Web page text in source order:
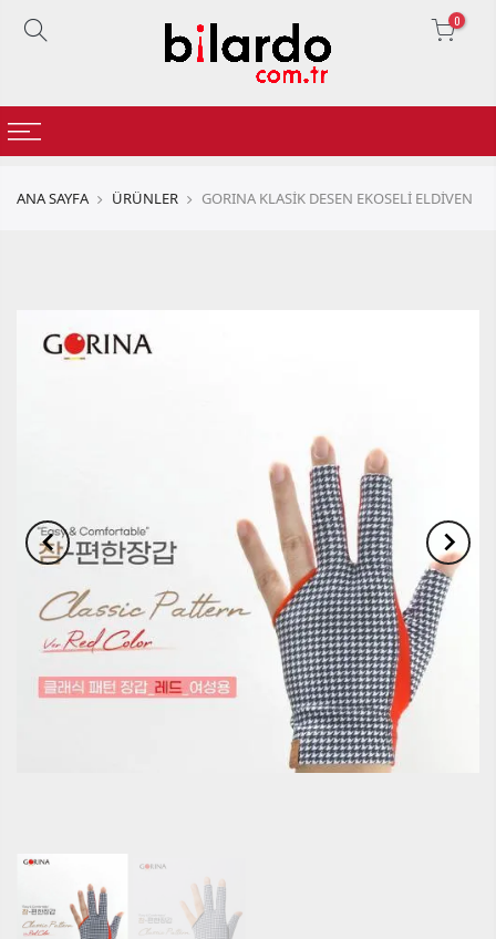
0
ANA SAYFA ÜRÜNLER GORINA KLASİK DESEN EKOSELİ ELDİVEN